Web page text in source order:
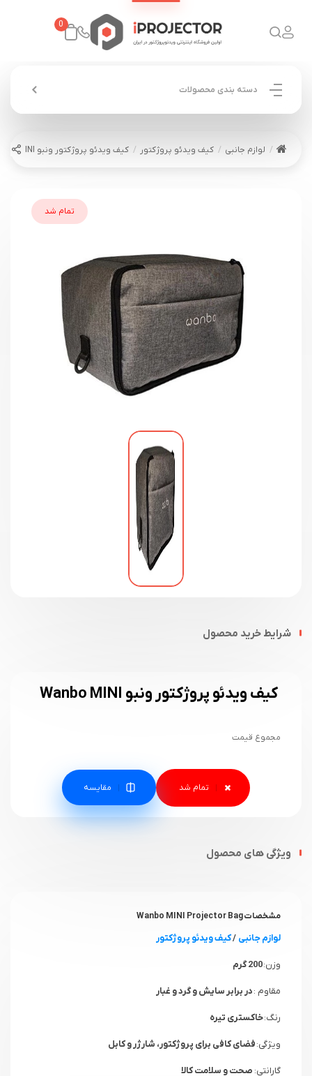
0
دسته بندی محصولات
لوازم جانبی کیف ویدئو پروژکتور کیف ویدئو پروژکتور ونبو Wanbo MINI
تمام شد
شرایط خرید محصول
کیف ویدئو پروژکتور ونبو Wanbo MINI
مجموع قیمت
مقایسه
ویژگی های محصول
مشخصات Wanbo MINI Projector Bag
لوازم جانبی /کیف ویدئو پروژکتور
وزن:200 گرم
مقاوم :در برابر سایش و گرد و غبار
رنگ:خاکستری تیره
ویژگی:فضای کافی برای پروژکتور، شارژر و کابل‌
گارانتی: صحت و سلامت کالا